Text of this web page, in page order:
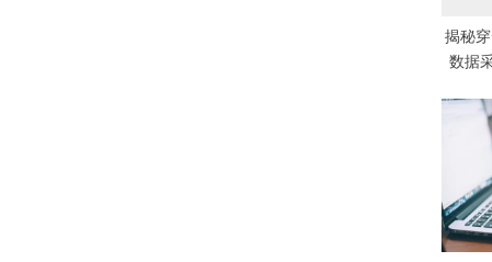
:
揭秘
数据